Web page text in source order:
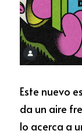
Este nuevo
da un aire
lo acerca a